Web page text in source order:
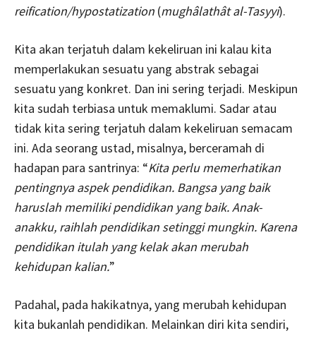
reification/hypostatization (mughâlathât al-Tasyyi).
Kita akan terjatuh dalam kekeliruan ini kalau kita
memperlakukan sesuatu yang abstrak sebagai
sesuatu yang konkret. Dan ini sering terjadi. Meskipun
kita sudah terbiasa untuk memaklumi. Sadar atau
tidak kita sering terjatuh dalam kekeliruan semacam
ini. Ada seorang ustad, misalnya, berceramah di
hadapan para santrinya: “Kita perlu memerhatikan
pentingnya aspek pendidikan. Bangsa yang baik
haruslah memiliki pendidikan yang baik. Anak-
anakku, raihlah pendidikan setinggi mungkin. Karena
pendidikan itulah yang kelak akan merubah
kehidupan kalian.”
Padahal, pada hakikatnya, yang merubah kehidupan
kita bukanlah pendidikan. Melainkan diri kita sendiri,